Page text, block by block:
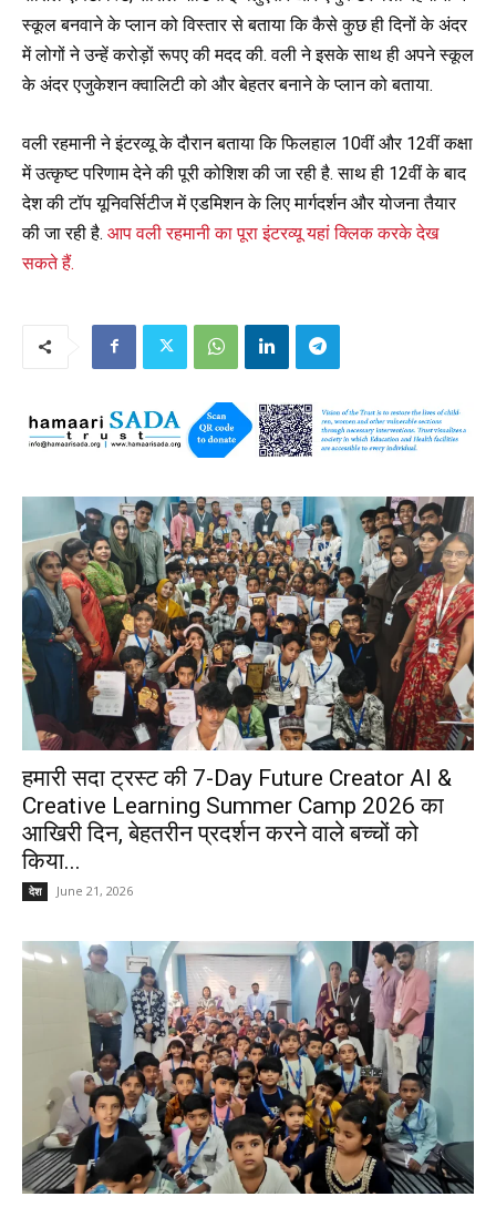
स्कूल बनवाने के प्लान को विस्तार से बताया कि कैसे कुछ ही दिनों के अंदर
में लोगों ने उन्हें करोड़ों रूपए की मदद की. वली ने इसके साथ ही अपने स्कूल
के अंदर एजुकेशन क्वालिटी को और बेहतर बनाने के प्लान को बताया.
वली रहमानी ने इंटरव्यू के दौरान बताया कि फिलहाल 10वीं और 12वीं कक्षा
में उत्कृष्ट परिणाम देने की पूरी कोशिश की जा रही है. साथ ही 12वीं के बाद
देश की टॉप यूनिवर्सिटीज में एडमिशन के लिए मार्गदर्शन और योजना तैयार
की जा रही है. आप वली रहमानी का पूरा इंटरव्यू यहां क्लिक करके देख
सकते हैं.
हमारी सदा ट्रस्ट की 7-Day Future Creator AI &
Creative Learning Summer Camp 2026 का
आखिरी दिन, बेहतरीन प्रदर्शन करने वाले बच्चों को
किया...
देश June 21, 2026